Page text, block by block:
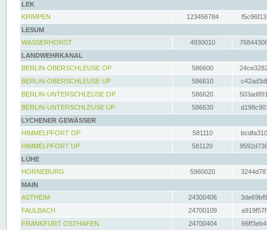
LEK
KRIMPEN
123456784
LESUM
WASSERHORST
4930010
LANDWEHRKANAL
BERLIN-OBERSCHLEUSE OP
586600
BERLIN-OBERSCHLEUSE UP
586610
BERLIN-UNTERSCHLEUSE OP
586620
BERLIN-UNTERSCHLEUSE UP
586630
LYCHENER GEWÄSSER
HIMMELPFORT OP
581110
HIMMELPFORT UP
581120
LÜHE
HORNEBURG
5960020
MAIN
ASTHEIM
24300406
FAULBACH
24700109
FRANKFURT OSTHAFEN
24700404